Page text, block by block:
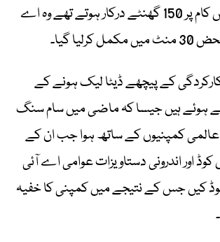
اعتراف کیا کہ جس کام پر 150 گھنٹے درکار ہوتے تھے وہ اے
گیا۔
کے پیچھے ڈیٹا لیک ہونے کے
ہوئے ہیں جیسا کہ ماضی میں سام سنگ
عالمی کمپنیوں کے ساتھ ہوا جب ان کے
اور اندرونی دستاویزات عوامی اے آئی
لوڈ کیں جس کے نتیجے میں کمپنی کا خفیہ